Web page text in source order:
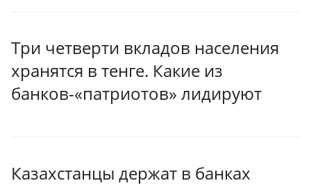
Три четверти вкладов населения
хранятся в тенге. Какие из
банков-«патриотов» лидируют
Казахстанцы держат в банках